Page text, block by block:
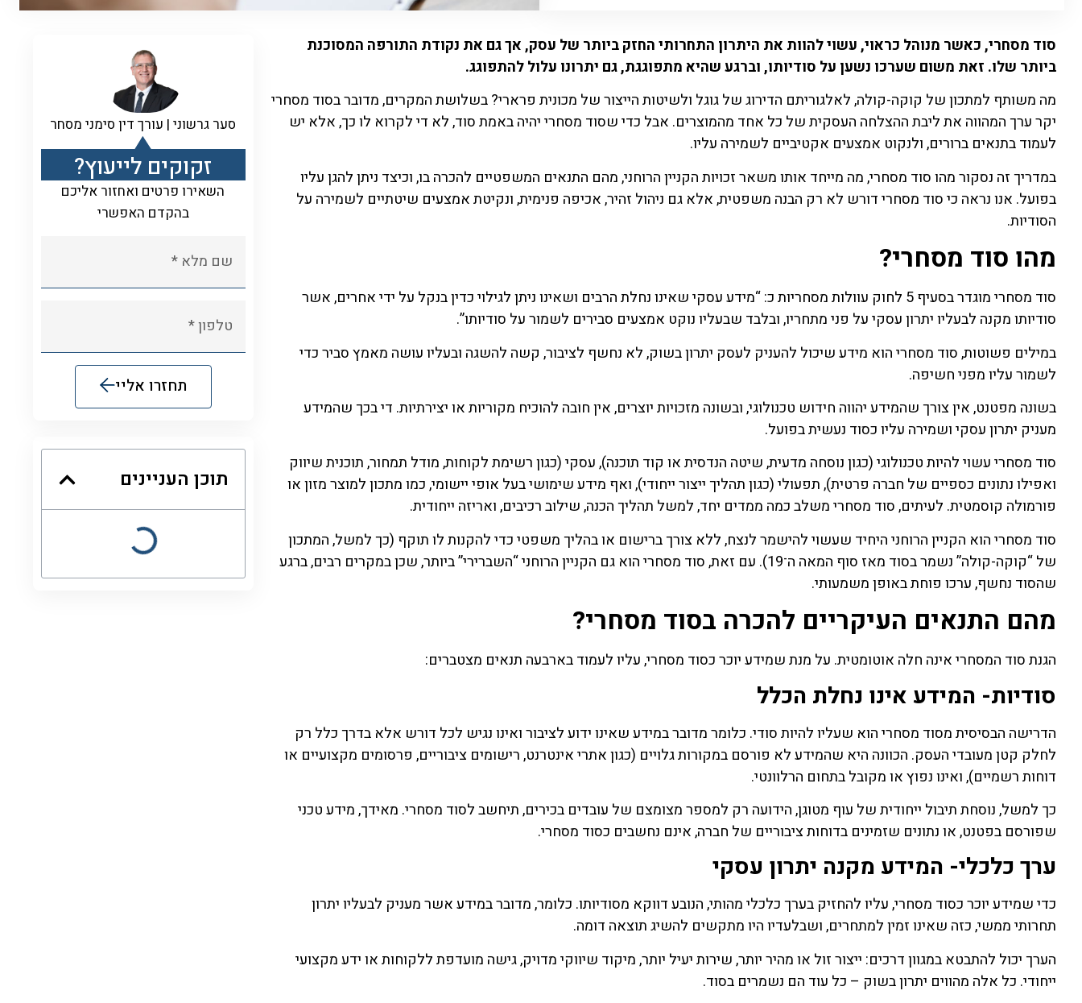
סוד מסחרי, כאשר מנוהל כראוי, עשוי להוות את היתרון התחרותי החזק ביותר של עסק, אך גם את נקודת התורפה המסוכנת
ביותר שלו. זאת משום שערכו נשען על סודיותו, וברגע שהיא מתפוגגת, גם יתרונו עלול להתפוגג.
מה משותף למתכון של קוקה-קולה, לאלגוריתם הדירוג של גוגל ולשיטות הייצור של מכונית פרארי? בשלושת המקרים, מדובר בסוד מסחרי
יקר ערך המהווה את ליבת ההצלחה העסקית של כל אחד מהמוצרים. אבל כדי שסוד מסחרי יהיה באמת סוד, לא די לקרוא לו כך, אלא יש
לעמוד בתנאים ברורים, ולנקוט אמצעים אקטיביים לשמירה עליו.
במדריך זה נסקור מהו סוד מסחרי, מה מייחד אותו משאר זכויות הקניין הרוחני, מהם התנאים המשפטיים להכרה בו, וכיצד ניתן להגן עליו
בפועל. אנו נראה כי סוד מסחרי דורש לא רק הבנה משפטית, אלא גם ניהול זהיר, אכיפה פנימית, ונקיטת אמצעים שיטתיים לשמירה על
הסודיות.
מהו סוד מסחרי?
סוד מסחרי מוגדר בסעיף 5 לחוק עוולות מסחריות כ: “מידע עסקי שאינו נחלת הרבים ושאינו ניתן לגילוי כדין בנקל על ידי אחרים, אשר
סודיותו מקנה לבעליו יתרון עסקי על פני מתחריו, ובלבד שבעליו נוקט אמצעים סבירים לשמור על סודיותו”.
במילים פשוטות, סוד מסחרי הוא מידע שיכול להעניק לעסק יתרון בשוק, לא נחשף לציבור, קשה להשגה ובעליו עושה מאמץ סביר כדי
לשמור עליו מפני חשיפה.
בשונה מפטנט, אין צורך שהמידע יהווה חידוש טכנולוגי, ובשונה מזכויות יוצרים, אין חובה להוכיח מקוריות או יצירתיות. די בכך שהמידע
מעניק יתרון עסקי ושמירה עליו כסוד נעשית בפועל.
סוד מסחרי עשוי להיות טכנולוגי (כגון נוסחה מדעית, שיטה הנדסית או קוד תוכנה), עסקי (כגון רשימת לקוחות, מודל תמחור, תוכנית שיווק
ואפילו נתונים כספיים של חברה פרטית), תפעולי (כגון תהליך ייצור ייחודי), ואף מידע שימושי בעל אופי יישומי, כמו מתכון למוצר מזון או
פורמולה קוסמטית. לעיתים, סוד מסחרי משלב כמה ממדים יחד, למשל תהליך הכנה, שילוב רכיבים, ואריזה ייחודית.
סוד מסחרי הוא הקניין הרוחני היחיד שעשוי להישמר לנצח, ללא צורך ברישום או בהליך משפטי כדי להקנות לו תוקף (כך למשל, המתכון
של “קוקה-קולה” נשמר בסוד מאז סוף המאה ה־19). עם זאת, סוד מסחרי הוא גם הקניין הרוחני “השברירי” ביותר, שכן במקרים רבים, ברגע
שהסוד נחשף, ערכו פוחת באופן משמעותי.
מהם התנאים העיקריים להכרה בסוד מסחרי?
הגנת סוד המסחרי אינה חלה אוטומטית. על מנת שמידע יוכר כסוד מסחרי, עליו לעמוד בארבעה תנאים מצטברים:
סודיות- המידע אינו נחלת הכלל
הדרישה הבסיסית מסוד מסחרי הוא שעליו להיות סודי. כלומר מדובר במידע שאינו ידוע לציבור ואינו נגיש לכל דורש אלא בדרך כלל רק
לחלק קטן מעובדי העסק. הכוונה היא שהמידע לא פורסם במקורות גלויים (כגון אתרי אינטרנט, רישומים ציבוריים, פרסומים מקצועיים או
דוחות רשמיים), ואינו נפוץ או מקובל בתחום הרלוונטי.
כך למשל, נוסחת תיבול ייחודית של עוף מטוגן, הידועה רק למספר מצומצם של עובדים בכירים, תיחשב לסוד מסחרי. מאידך, מידע טכני
שפורסם בפטנט, או נתונים שזמינים בדוחות ציבוריים של חברה, אינם נחשבים כסוד מסחרי.
ערך כלכלי- המידע מקנה יתרון עסקי
כדי שמידע יוכר כסוד מסחרי, עליו להחזיק בערך כלכלי מהותי, הנובע דווקא מסודיותו. כלומר, מדובר במידע אשר מעניק לבעליו יתרון
תחרותי ממשי, כזה שאינו זמין למתחרים, ושבלעדיו היו מתקשים להשיג תוצאה דומה.
הערך יכול להתבטא במגוון דרכים: ייצור זול או מהיר יותר, שירות יעיל יותר, מיקוד שיווקי מדויק, גישה מועדפת ללקוחות או ידע מקצועי
ייחודי. כל אלה מהווים יתרון בשוק – כל עוד הם נשמרים בסוד.
סער גרשוני | עורך דין סימני מסחר
זקוקים לייעוץ?
השאירו פרטים ואחזור אליכם
בהקדם האפשרי
תחזרו אליי
תוכן העניינים